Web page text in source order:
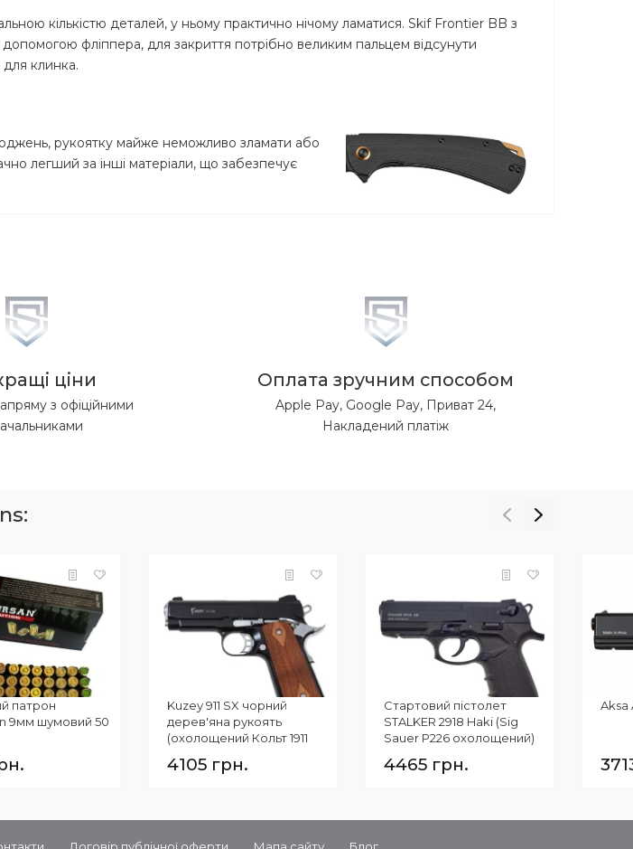
кількістю деталей, у ньому практично нічому ламатися. Skif Frontier BB з
фліппера, для закриття потрібно великим пальцем відсунути
клинка.
рукоятку майже неможливо зламати або
легший за інші матеріали, що забезпечує
ціни
з офіційними
Оплата зручним способом
Apple Pay, Google Pay, Приват 24,
Накладений платіж
патрон
9мм шумовий 50
Kuzey 911 SX чорний
дерев'яна рукоять
(охолощений Кольт 1911
4105 грн.
Стартовий пістолет
STALKER 2918 Haki (Sig
Sauer P226 охолощений)
4465 грн.
Aksa